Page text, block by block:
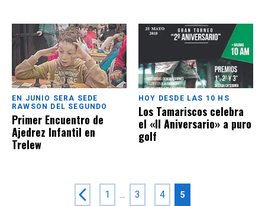
EN JUNIO SERA SEDE
RAWSON DEL SEGUNDO
Primer Encuentro de
Ajedrez Infantil en
Trelew
HOY DESDE LAS 10 HS
Los Tamariscos celebra
el «II Aniversario» a puro
golf
1 ... 3 4 5